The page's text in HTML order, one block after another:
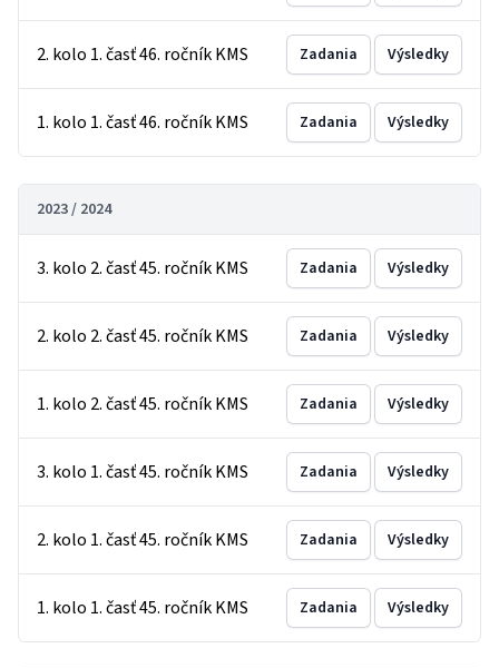
2. kolo 1. časť 46. ročník KMS Zadania Výsledky
1. kolo 1. časť 46. ročník KMS Zadania Výsledky
2023 / 2024
3. kolo 2. časť 45. ročník KMS Zadania Výsledky
2. kolo 2. časť 45. ročník KMS Zadania Výsledky
1. kolo 2. časť 45. ročník KMS Zadania Výsledky
3. kolo 1. časť 45. ročník KMS Zadania Výsledky
2. kolo 1. časť 45. ročník KMS Zadania Výsledky
1. kolo 1. časť 45. ročník KMS Zadania Výsledky